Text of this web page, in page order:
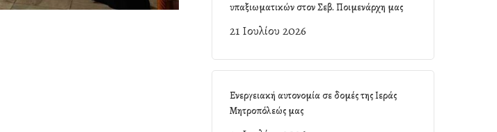
υπαξιωματικών στον Σεβ. Ποιμενάρχη μας
21 Ιουλίου 2026
Ενεργειακή αυτονομία σε δομές της Ιεράς
Μητροπόλεώς μας